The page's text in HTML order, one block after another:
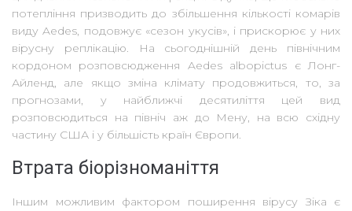
потепління призводить до збільшення кількості комарів
виду Aedes, подовжує «сезон укусів», і прискорює у них
вірусну реплікацію. На сьогоднішній день північним
кордоном розповсюдження Aedes albopictus є Лонг-
Айленд, але якщо зміна клімату продовжиться, то, за
прогнозами, у найближчі десятиліття цей вид
розповсюдиться на північ аж до Мену, на всю східну
частину США і у більшість країн Європи.
Втрата біорізноманіття
Іншим можливим фактором поширення вірусу Зіка є